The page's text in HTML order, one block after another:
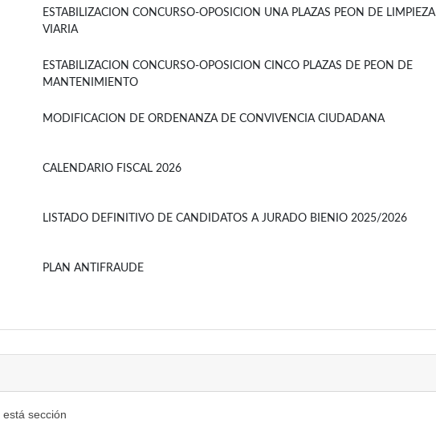
ESTABILIZACION CONCURSO-OPOSICION UNA PLAZAS PEON DE LIMPIEZA
VIARIA
ESTABILIZACION CONCURSO-OPOSICION CINCO PLAZAS DE PEON DE
MANTENIMIENTO
MODIFICACION DE ORDENANZA DE CONVIVENCIA CIUDADANA
CALENDARIO FISCAL 2026
LISTADO DEFINITIVO DE CANDIDATOS A JURADO BIENIO 2025/2026
PLAN ANTIFRAUDE
sección